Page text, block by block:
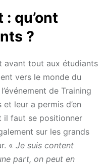
qu’ont
?
avant tout aux étudiants
vers le monde du
de Training
leur a permis d’en
il faut se positionner
sur les grands
« Je suis content
part, on peut en